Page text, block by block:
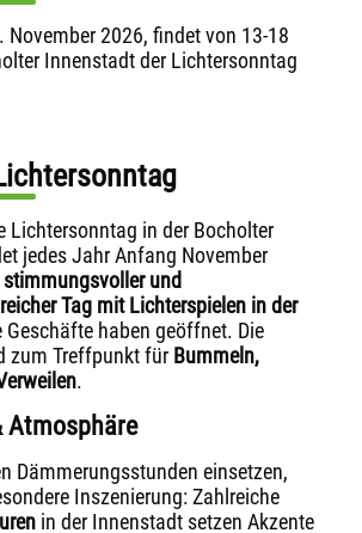
November 2026, findet von 13-18
Innenstadt der Lichtersonntag
Lichtersonntag in der Bocholter
jedes Jahr Anfang November
stimmungsvoller und
Tag mit Lichterspielen in der
Geschäfte haben geöffnet. Die
zum Treffpunkt für Bummeln,
.
Atmosphäre
Dämmerungsstunden einsetzen,
Inszenierung: Zahlreiche
in der Innenstadt setzen Akzente